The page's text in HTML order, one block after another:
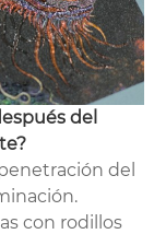
del
del
con rodillos